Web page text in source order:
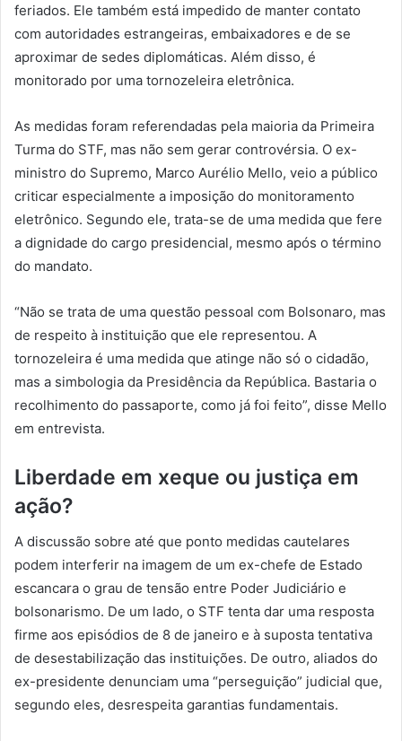
feriados. Ele também está impedido de manter contato
com autoridades estrangeiras, embaixadores e de se
aproximar de sedes diplomáticas. Além disso, é
monitorado por uma tornozeleira eletrônica.
As medidas foram referendadas pela maioria da Primeira
Turma do STF, mas não sem gerar controvérsia. O ex-
ministro do Supremo, Marco Aurélio Mello, veio a público
criticar especialmente a imposição do monitoramento
eletrônico. Segundo ele, trata-se de uma medida que fere
a dignidade do cargo presidencial, mesmo após o término
do mandato.
“Não se trata de uma questão pessoal com Bolsonaro, mas
de respeito à instituição que ele representou. A
tornozeleira é uma medida que atinge não só o cidadão,
mas a simbologia da Presidência da República. Bastaria o
recolhimento do passaporte, como já foi feito”, disse Mello
em entrevista.
Liberdade em xeque ou justiça em
ação?
A discussão sobre até que ponto medidas cautelares
podem interferir na imagem de um ex-chefe de Estado
escancara o grau de tensão entre Poder Judiciário e
bolsonarismo. De um lado, o STF tenta dar uma resposta
firme aos episódios de 8 de janeiro e à suposta tentativa
de desestabilização das instituições. De outro, aliados do
ex-presidente denunciam uma “perseguição” judicial que,
segundo eles, desrespeita garantias fundamentais.